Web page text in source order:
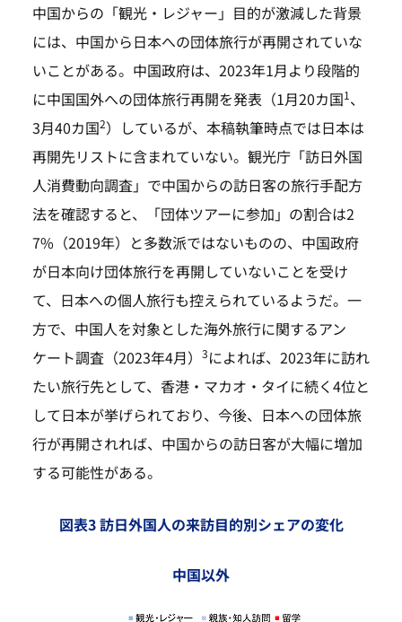
中国からの「観光・レジャー」目的が激減した背景
には、中国から日本への団体旅行が再開されていな
いことがある。中国政府は、2023年1月より段階的
に中国国外への団体旅行再開を発表（1月20カ国1、
3月40カ国2）しているが、本稿執筆時点では日本は
再開先リストに含まれていない。観光庁「訪日外国
人消費動向調査」で中国からの訪日客の旅行手配方
法を確認すると、「団体ツアーに参加」の割合は2
7%（2019年）と多数派ではないものの、中国政府
が日本向け団体旅行を再開していないことを受け
て、日本への個人旅行も控えられているようだ。一
方で、中国人を対象とした海外旅行に関するアン
ケート調査（2023年4月）
3によれば、2023年に訪れ
たい旅行先として、香港・マカオ・タイに続く4位と
して日本が挙げられており、今後、日本への団体旅
行が再開されれば、中国からの訪日客が大幅に増加
する可能性がある。
図表3 訪日外国人の来訪目的別シェアの変化
中国以外